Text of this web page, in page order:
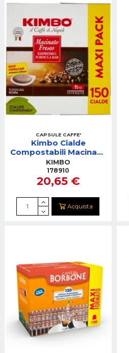
CAPSULE CAFFE'
Kimbo Cialde
Compostabili Macinato
Fresco – 150 Pezzi
KIMBO
178910
20,65 €
Acquista